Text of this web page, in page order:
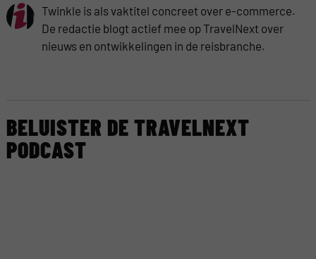
Twinkle is als vaktitel concreet over e-commerce.
De redactie blogt actief mee op TravelNext over
nieuws en ontwikkelingen in de reisbranche.
BELUISTER DE TRAVELNEXT
PODCAST